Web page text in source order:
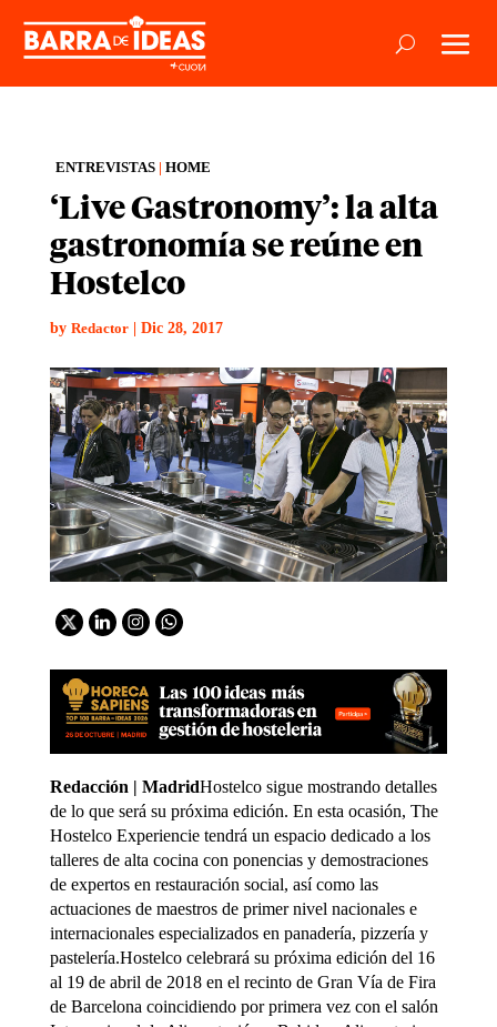
ENTREVISTAS| HOME
‘Live Gastronomy’: la alta
gastronomía se reúne en
Hostelco
by Redactor| Dic 28, 2017
Redacción | MadridHostelco sigue mostrando detalles
de lo que será su próxima edición. En esta ocasión, The
Hostelco Experiencie tendrá un espacio dedicado a los
talleres de alta cocina con ponencias y demostraciones
de expertos en restauración social, así como las
actuaciones de maestros de primer nivel nacionales e
internacionales especializados en panadería, pizzería y
pastelería.Hostelco celebrará su próxima edición del 16
al 19 de abril de 2018 en el recinto de Gran Vía de Fira
de Barcelona coincidiendo por primera vez con el salón